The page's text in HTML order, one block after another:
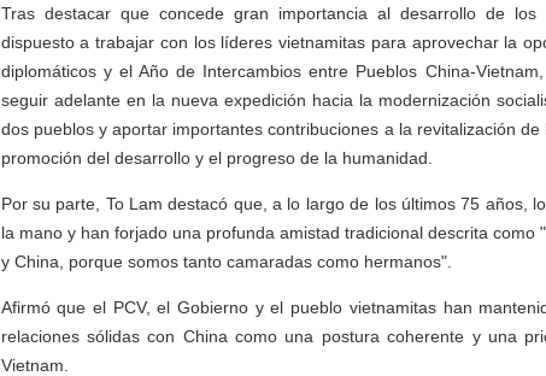
Tras destacar que concede gran importancia al desarrollo de
dispuesto a trabajar con los líderes vietnamitas para aprovechar la
diplomáticos y el Año de Intercambios entre Pueblos China-
seguir adelante en la nueva expedición hacia la modernización
dos pueblos y aportar importantes contribuciones a la revitalización
promoción del desarrollo y el progreso de la humanidad.
Por su parte, To Lam destacó que, a lo largo de los últimos 75 años,
la mano y han forjado una profunda amistad tradicional descrita
y China, porque somos tanto camaradas como hermanos".
Afirmó que el PCV, el Gobierno y el pueblo vietnamitas han
relaciones sólidas con China como una postura coherente y una
Vietnam.